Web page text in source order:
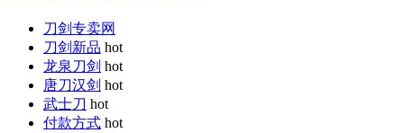
刀剑专卖网
刀剑新品 hot
龙泉刀剑 hot
唐刀汉剑 hot
武士刀 hot
付款方式 hot